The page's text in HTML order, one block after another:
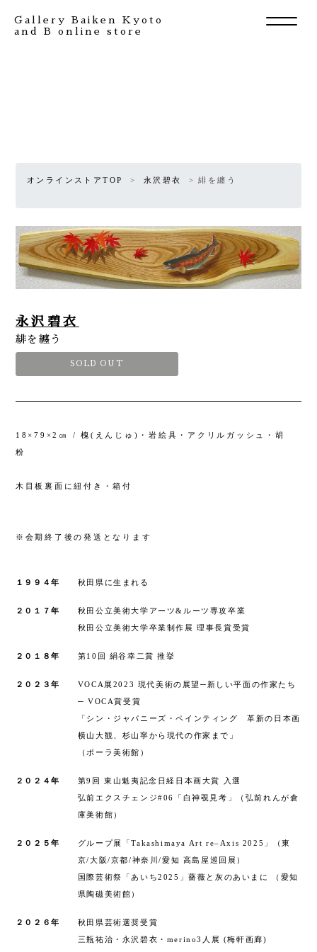
Gallery Baiken Kyoto
and B online store
Artists
About
Online store
- お買い物ガイド
オンラインストアTOP 永沢碧衣 緋を纏う
永沢碧衣
緋を纏う
SOLD OUT
18×79×2㎝ / 槐(えんじゅ)・岩絵具・アクリルガッシュ・胡
粉
木目板裏面に紐付き・箱付
※会期終了後の発送となります
１９９４年 秋田県に生まれる
２０１７年
秋田公立美術大学アーツ&ルーツ専攻卒業
秋田公立美術大学卒業制作展 理事長賞受賞
２０１８年 第10回 絹谷幸二賞 推挙
２０２３年
VOCA展2023 現代美術の展望─新しい平面の作家たち
─ VOCA賞受賞
「シン・ジャパニーズ・ペインティング 革新の日本画
横山大観、杉山寧から現代の作家まで」
（ポーラ美術館）
２０２４年
第9回 東山魁夷記念日経日本画大賞 入選
弘前エクスチェンジ#06「白神覗見考」（弘前れんが倉
庫美術館）
２０２５年
グループ展「Takashimaya Art re–Axis 2025」（東
京/大阪/京都/神奈川/愛知 高島屋巡回展）
国際芸術祭「あいち2025」薔薇と灰のあいまに （愛知
県陶磁美術館）
２０２６年
秋田県芸術選奨受賞
三瓶祐治・永沢碧衣・merino3人展 (梅軒画廊)